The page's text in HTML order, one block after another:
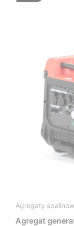
Agregaty
Agregat